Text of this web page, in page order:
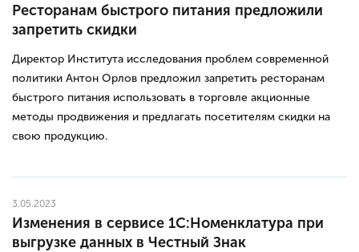
Ресторанам быстрого питания предложили
запретить скидки
Директор Института исследования проблем современной
политики Антон Орлов предложил запретить ресторанам
быстрого питания использовать в торговле акционные
методы продвижения и предлагать посетителям скидки на
свою продукцию.
3.05.2023
Изменения в сервисе 1С:Номенклатура при
выгрузке данных в Честный Знак